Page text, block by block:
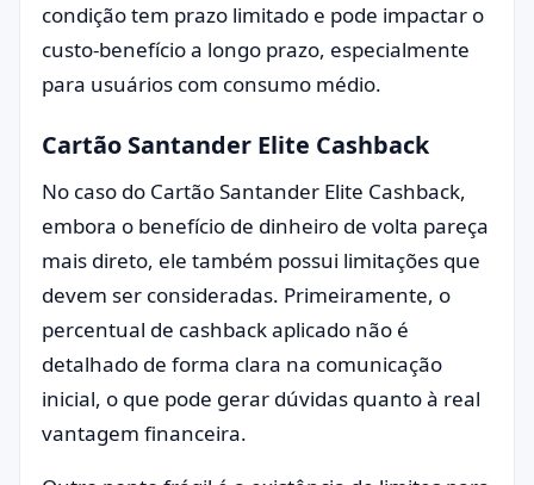
condição tem prazo limitado e pode impactar o
custo-benefício a longo prazo, especialmente
para usuários com consumo médio.
Cartão Santander Elite Cashback
No caso do Cartão Santander Elite Cashback,
embora o benefício de dinheiro de volta pareça
mais direto, ele também possui limitações que
devem ser consideradas. Primeiramente, o
percentual de cashback aplicado não é
detalhado de forma clara na comunicação
inicial, o que pode gerar dúvidas quanto à real
vantagem financeira.